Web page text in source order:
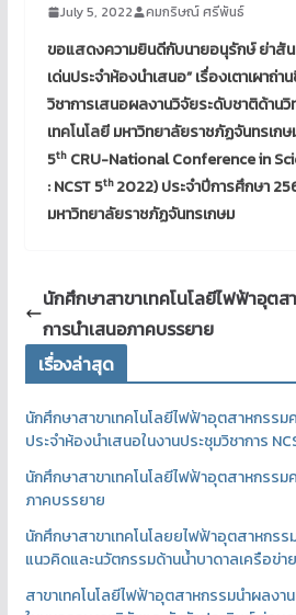
July 5, 2022 คมกริษณ์ ศรีพันธ์
ขอแสดงความยินดีกับนายอนุรักษ์ ย่าสัน
เด่นประจำห้องนำเสนอ” เรื่องเตาเผาถ่า
วิชาการเสนอผลงานวิจัยระดับชาติด้าน
เทคโนโลยี มหาวิทยาลัยราชภัฏจันทรเก
5thCRU-National Conference in
: NCST 5th 2022) ประจำปีการศึกษา
มหาวิทยาลัยราชภัฏจันทรเกษม
นักศึกษาสาขาเทคโนโลยีไฟฟ้าอุตส
การนำเสนอภาคบรรยาย
เรื่องล่าสุด
นักศึกษาสาขาเทคโนโลยีไฟฟ้าอุตสาหกรรม
ประจำห้องนำเสนอในงานประชุมวิชาการ
นักศึกษาสาขาเทคโนโลยีไฟฟ้าอุตสาหกรรม
ภาคบรรยาย
นักศึกษาสาขาเทคโนโลยยไฟฟ้าอุตสาหกรร
แนวคิดและนวัตกรรมด้านน้ำบาดาลเครือข่า
สาขาเทคโนโลยีไฟฟ้าอุตสาหกรรมนำผลงา